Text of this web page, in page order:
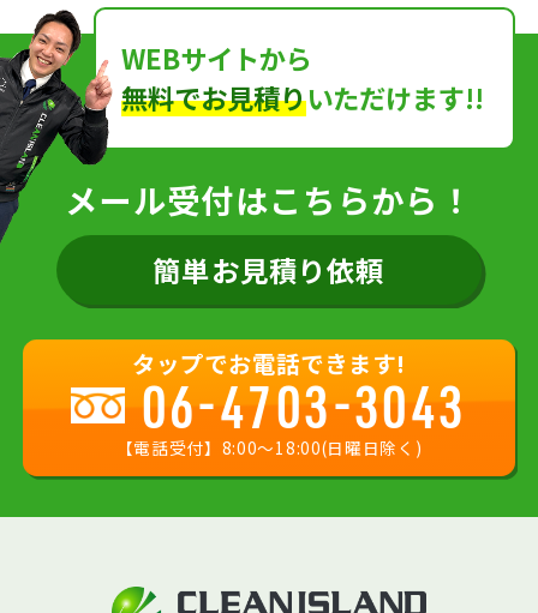
WEBサイトから
無料でお見積りいただけます!!
メール受付はこちらから！
簡単お見積り依頼
タップでお電話できます!
06-4703-3043
【電話受付】8:00〜18:00(日曜日除く)